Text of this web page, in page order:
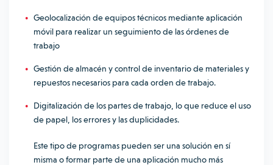
Geolocalización de equipos técnicos mediante aplicación
móvil para realizar un seguimiento de las órdenes de
trabajo
Gestión de almacén y control de inventario de materiales y
repuestos necesarios para cada orden de trabajo.
Digitalización de los partes de trabajo, lo que reduce el uso
de papel, los errores y las duplicidades.
Este tipo de programas pueden ser una solución en sí
misma o formar parte de una aplicación mucho más